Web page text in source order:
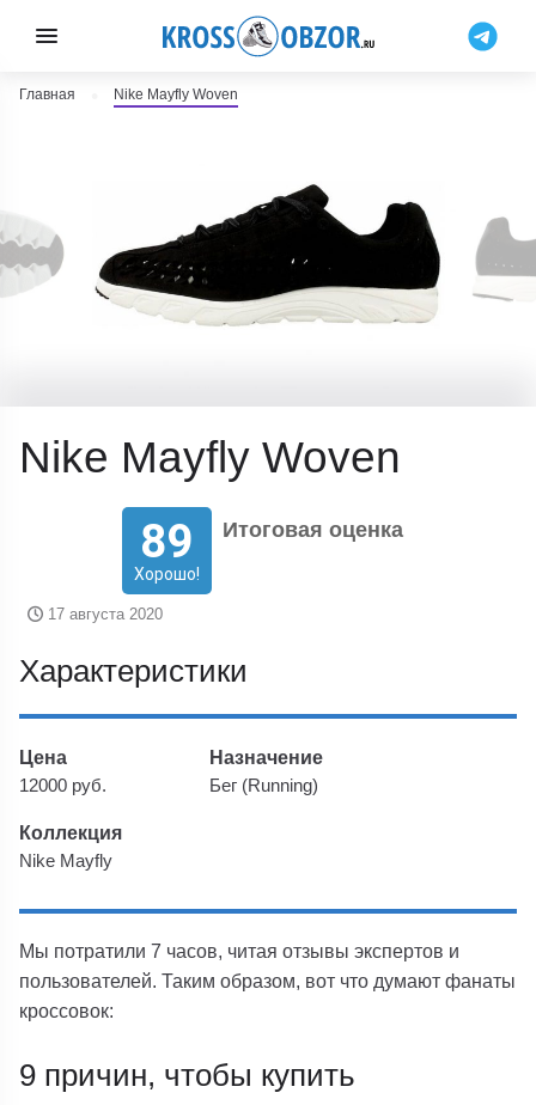
Главная Nike Mayfly Woven
Nike Mayfly Woven
89
Хорошо!
Итоговая оценка
17 августа 2020
Характеристики
Цена
12000 руб.
Назначение
Бег (Running)
Коллекция
Nike Mayfly
Мы потратили 7 часов, читая отзывы экспертов и
пользователей. Таким образом, вот что думают фанаты
кроссовок:
9 причин, чтобы купить